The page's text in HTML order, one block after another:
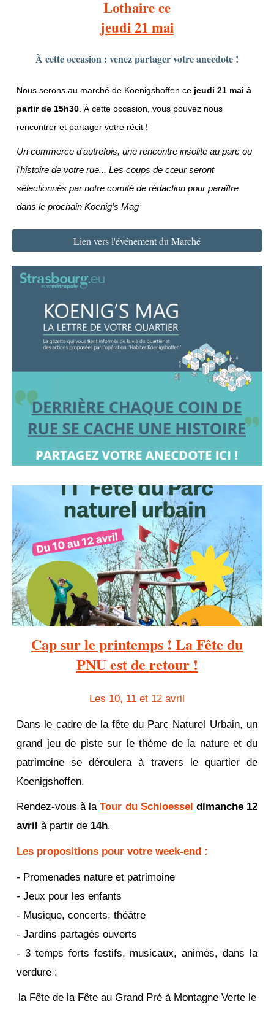
Lothaire ce
jeudi 21 mai
À cette occasion : venez partager votre anecdote !
Nous serons au marché de Koenigshoffen ce jeudi 21 mai à
partir de 15h30 . À cette occasion, vous pouvez nous
rencontrer et partager votre récit !
Un commerce d’autrefois, une rencontre insolite au parc ou
l'histoire de votre rue... Les coups de cœur seront
sélectionnés par notre comité de rédaction pour paraître
dans le prochain Koenig’s Mag
Lien vers l'événement du Marché
Cap sur le printemps ! La Fête du
PNU est de retour !
Les 10, 11 et 12 avril
Dans le cadre de la fête du Parc Naturel Urbain, un
grand jeu de piste sur le thème de la nature et du
patrimoine se déroulera à travers le quartier de
Koenigshoffen.
Rendez-vous à laTour du Schloessel dimanche 12
avrilà partir de 14h.
Les propositions pour votre week-end :
- Promenades nature et patrimoine
- Jeux pour les enfants
- Musique, concerts, théâtre
- Jardins partagés ouverts
- 3 temps forts festifs, musicaux, animés, dans la
verdure :
la Fête de la Fête au Grand Pré à Montagne Verte le